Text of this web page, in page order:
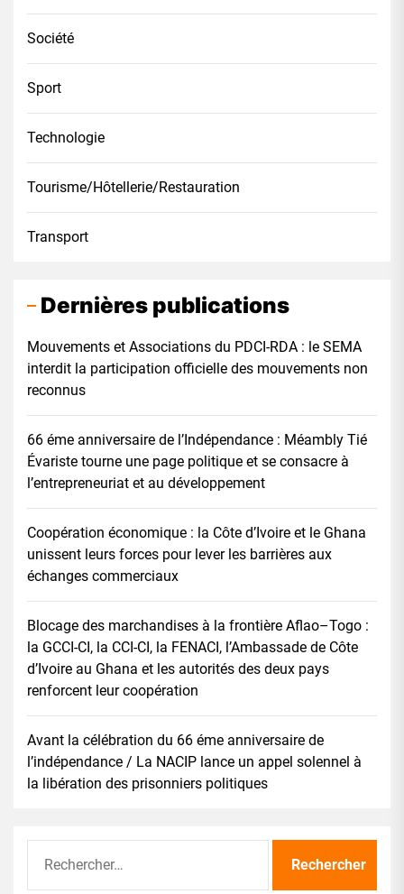
Société
Sport
Technologie
Tourisme/Hôtellerie/Restauration
Transport
Dernières publications
Mouvements et Associations du PDCI-RDA : le SEMA
interdit la participation officielle des mouvements non
reconnus
66 éme anniversaire de l’Indépendance : Méambly Tié
Évariste tourne une page politique et se consacre à
l’entrepreneuriat et au développement
Coopération économique : la Côte d’Ivoire et le Ghana
unissent leurs forces pour lever les barrières aux
échanges commerciaux
Blocage des marchandises à la frontière Aflao–Togo :
la GCCI-CI, la CCI-CI, la FENACI, l’Ambassade de Côte
d’Ivoire au Ghana et les autorités des deux pays
renforcent leur coopération
Avant la célébration du 66 éme anniversaire de
l’indépendance / La NACIP lance un appel solennel à
la libération des prisonniers politiques